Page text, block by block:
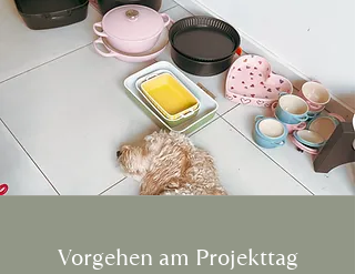
Vorgehen am Projekttag